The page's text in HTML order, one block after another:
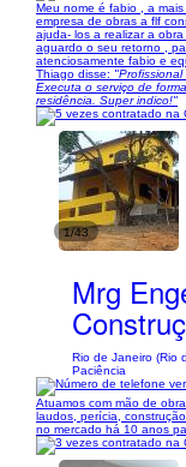
Meu nome é fabio , a
empresa de obras a flf
ajuda- los a realizar a
aguardo o seu retorno ,
atenciosamente fabio e
Thiago disse:
Executa o serviço de
residência. Super indico!"
1/43
Mrg
Rio de Janeiro (Rio
Paciência
Atuamos com mão de
laudos, perícia,
no mercado há 10 anos